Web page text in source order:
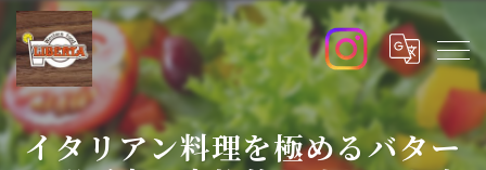
イタリアン料理を極めるバター